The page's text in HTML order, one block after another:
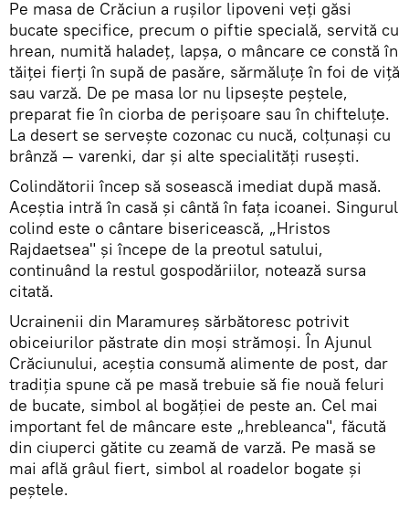
Pe masa de Crăciun a ruşilor lipoveni veţi găsi
bucate specifice, precum o piftie specială, servită cu
hrean, numită haladeț, lapşa, o mâncare ce constă în
tăiţei fierţi în supă de pasăre, sărmăluţe în foi de viţă
sau varză. De pe masa lor nu lipseşte peştele,
preparat fie în ciorba de perişoare sau în chifteluţe.
La desert se serveşte cozonac cu nucă, colţunaşi cu
brânză — varenki, dar şi alte specialităţi ruseşti.
Colindătorii încep să sosească imediat după masă.
Aceştia intră în casă şi cântă în faţa icoanei. Singurul
colind este o cântare bisericească, „Hristos
Rajdaetsea" şi începe de la preotul satului,
continuând la restul gospodăriilor, notează sursa
citată.
Ucrainenii din Maramureş sărbătoresc potrivit
obiceiurilor păstrate din moşi strămoşi. În Ajunul
Crăciunului, aceştia consumă alimente de post, dar
tradiţia spune că pe masă trebuie să fie nouă feluri
de bucate, simbol al bogăţiei de peste an. Cel mai
important fel de mâncare este „hrebleanca", făcută
din ciuperci gătite cu zeamă de varză. Pe masă se
mai află grâul fiert, simbol al roadelor bogate şi
peştele.